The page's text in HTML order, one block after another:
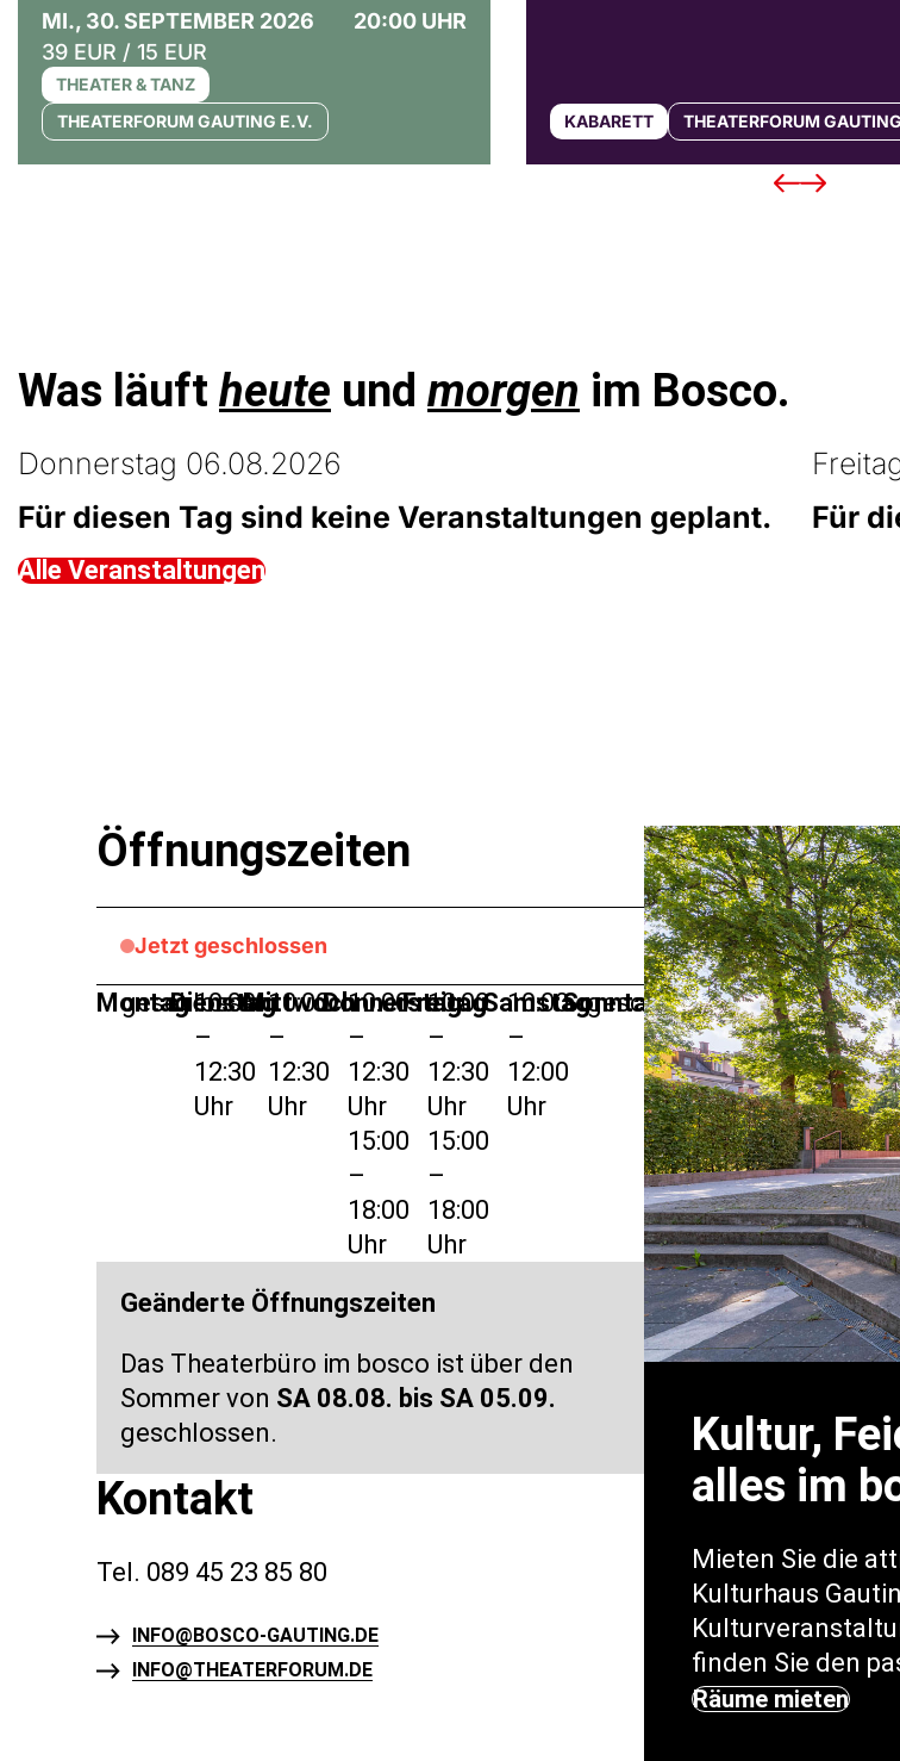
MI., 30. SEPTEMBER 2026
20:00 UHR
39 EUR / 15 EUR
THEATER & TANZ
THEATERFORUM GAUTING E.V.
KABARETT THEATERFORUM
Was läuft heute und morgen im Bosco.
Donnerstag 06.08.2026
Für diesen Tag sind keine Veranstaltungen geplant.
Für
Alle Veranstaltungen
Öffnungszeiten
Jetzt geschlossen
Montag
geschlossen
Dienstag
10:00
–
12:30
Uhr
Mittwoch
10:00
–
12:30
Uhr
Donnerstag
10:00
–
12:30
Uhr
15:00
–
18:00
Uhr
Freitag
10:00
–
12:30
Uhr
15:00
–
18:00
Uhr
Samstag
10:00
–
12:00
Uhr
Sonntag
geschlossen
Geänderte Öffnungszeiten
Das Theaterbüro im bosco ist über den
Sommer von SA 08.08. bis SA 05.09.
geschlossen.
Kontakt
Tel. 089 45 23 85 80
INFO@BOSCO-GAUTING.DE
INFO@THEATERFORUM.DE
Kultur,
alles im
Mieten Sie die
Kulturhaus
finden Sie den
Räume mieten